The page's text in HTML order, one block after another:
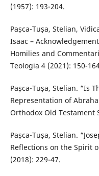
(1957): 193-204.
Pașca-Tușa, Stelian,
Isaac –
Homilies and
Teologia 4 (2021): 150-
Pașca-Tușa, Stelian. “Is
Representation of
Orthodox Old Testament
Pașca-Tușa, Stelian.
Reflections on the Spirit
(2018): 229-47.